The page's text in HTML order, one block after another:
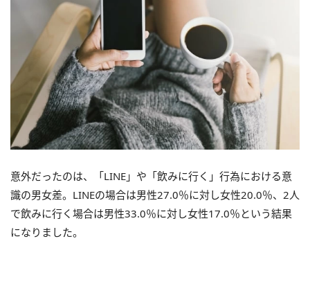
意外だったのは、「LINE」や「飲みに行く」行為における意
識の男女差。LINEの場合は男性27.0％に対し女性20.0％、2人
で飲みに行く場合は男性33.0％に対し女性17.0％という結果
になりました。